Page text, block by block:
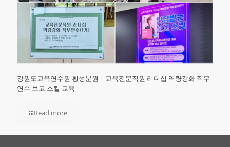
강원도교육연수원 횡성분원ㅣ교육전문직원 리더십 역량강화 직무
연수 보고 스킬 교육
Read more